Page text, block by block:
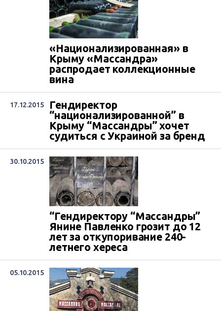
«Национализированная» в
Крыму «Массандра»
распродает коллекционные
вина
17.12.2015
Гендиректор
“национализированной” в
Крыму “Массандры” хочет
судиться с Украиной за бренд
30.10.2015
“Гендиректору “Массандры”
Янине Павленко грозит до 12
лет за откупоривание 240-
летнего хереса
05.10.2015